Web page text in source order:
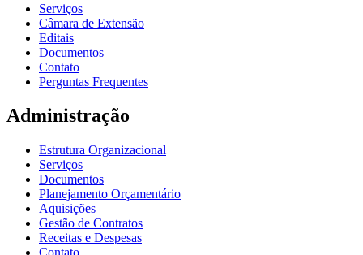
Serviços
Câmara de Extensão
Editais
Documentos
Contato
Perguntas Frequentes
Administração
Estrutura Organizacional
Serviços
Documentos
Planejamento Orçamentário
Aquisições
Gestão de Contratos
Receitas e Despesas